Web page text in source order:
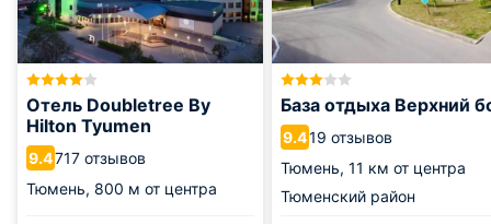
Отель Doubletree By
Hilton Tyumen
9.4717 отзывов
Тюмень, 800 м от центра
База отдыха Верхний
9.419 отзывов
Тюмень, 11 км от центра
Тюменский район